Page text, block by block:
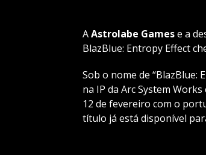
AAstrolabe Gamese a
BlazBlue: Entropy Effect
Sob o nome de “BlazBlue:
na IP da Arc System
12 de fevereiro com o
título já está disponível